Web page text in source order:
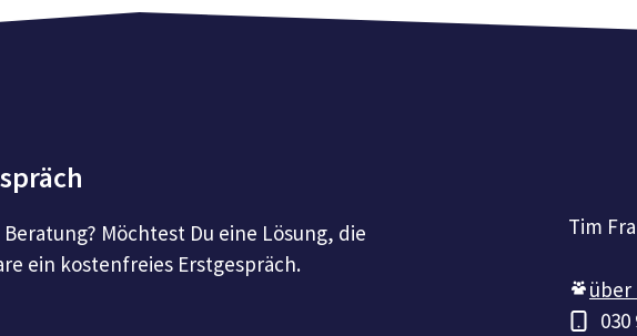
Möchtest Du eine Lösung, die
ein kostenfreies Erstgespräch.
Tim
über
030